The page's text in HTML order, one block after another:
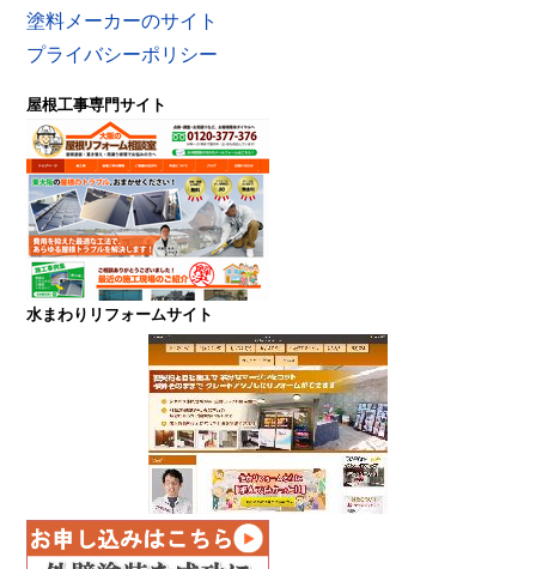
塗料メーカーのサイト
プライバシーポリシー
屋根工事専門サイト
水まわりリフォームサイト